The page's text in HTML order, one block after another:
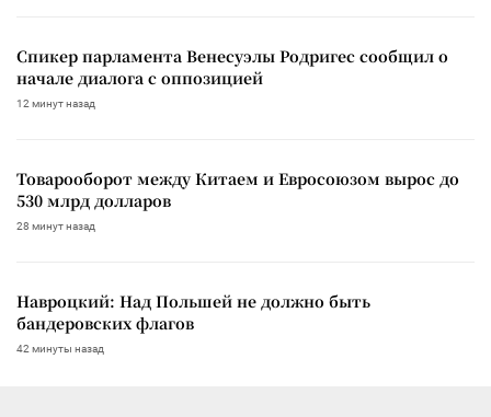
Спикер парламента Венесуэлы Родригес сообщил о
начале диалога с оппозицией
12 минут назад
Товарооборот между Китаем и Евросоюзом вырос до
530 млрд долларов
28 минут назад
Навроцкий: Над Польшей не должно быть
бандеровских флагов
42 минуты назад